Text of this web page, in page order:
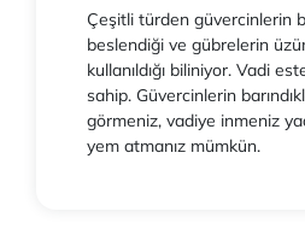
Çeşitli türden güvercinlerin
beslendiği ve gübrelerin
kullanıldığı biliniyor. Vadi
sahip. Güvercinlerin
görmeniz, vadiye inmeniz
yem atmanız mümkün.